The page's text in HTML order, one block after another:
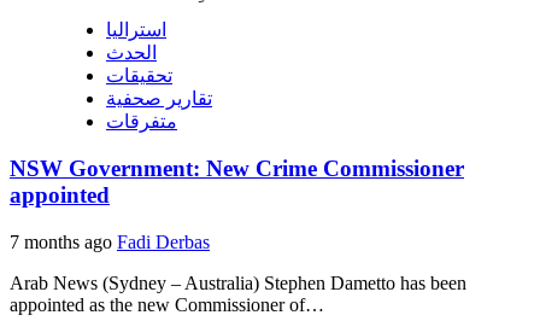
استراليا
الحدث
تحقيقات
تقارير صحفية
متفرقات
NSW Government: New Crime Commissioner
appointed
7 months ago Fadi Derbas
Arab News (Sydney – Australia) Stephen Dametto has been
appointed as the new Commissioner of…